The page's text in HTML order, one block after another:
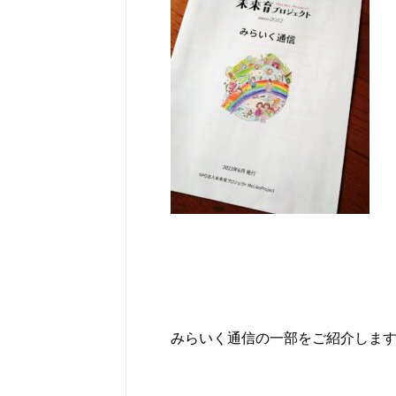
みらいく通信の一部をご紹介しま